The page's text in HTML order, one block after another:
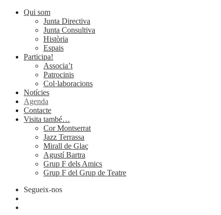
Qui som
Junta Directiva
Junta Consultiva
Història
Espais
Participa!
Associa’t
Patrocinis
Col·laboracions
Notícies
Agenda
Contacte
Visita també…
Cor Montserrat
Jazz Terrassa
Mirall de Glaç
Agustí Bartra
Grup F dels Amics
Grup F del Grup de Teatre
Segueix-nos